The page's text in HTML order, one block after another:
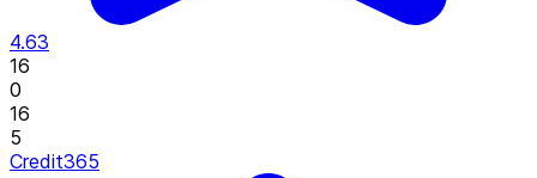
4.63
16
0
16
5
Credit365